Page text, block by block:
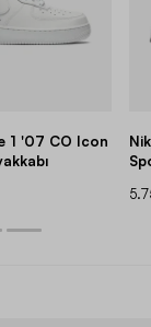
1 '07 CO Icon